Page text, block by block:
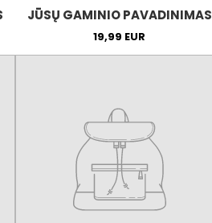
JŪSŲ GAMINIO PAVADINIMAS
19,99 EUR